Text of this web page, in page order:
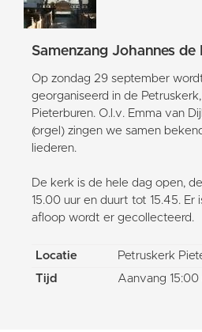
Samenzang Johannes de
Op zondag 29 september
georganiseerd in de
Pieterburen. O.l.v. Emma van
(orgel) zingen we samen
liederen.
De kerk is de hele dag open,
15.00 uur en duurt tot 15.45. Er
afloop wordt er gecollecteerd.
Locatie
Petruskerk
Tijd
Aanvang 15:00